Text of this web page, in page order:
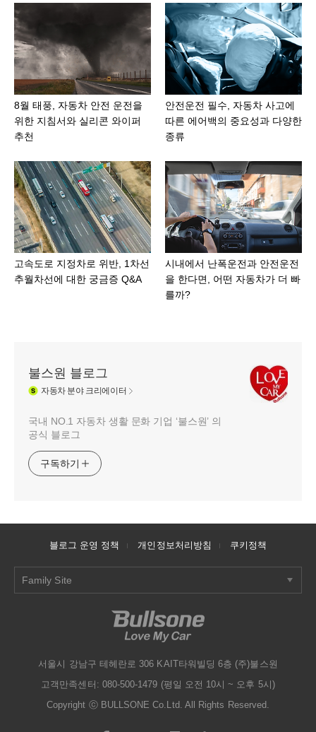
8월 태풍, 자동차 안전 운전을
위한 지침서와 실리콘 와이퍼
추천
안전운전 필수, 자동차 사고에
따른 에어백의 중요성과 다양한
종류
고속도로 지정차로 위반, 1차선
추월차선에 대한 궁금증 Q&A
시내에서 난폭운전과 안전운전
을 한다면, 어떤 자동차가 더 빠
를까?
불스원 블로그
자동차분야 크리에이터
국내 NO.1 자동차 생활 문화 기업 ‘불스원’ 의
공식 블로그
구독하기
블로그 운영 정책 개인정보처리방침 쿠키정책
서울시 강남구 테헤란로 306 KAIT타워빌딩 6층 (주)불스원
고객만족센터: 080-500-1479 (평일 오전 10시 ~ 오후 5시)
Copyright ⓒ BULLSONE Co.Ltd. All Rights Reserved.
Family Site